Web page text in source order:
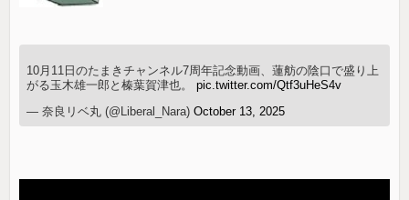
10月11日のたまきチャンネル7周年記念動画、蓮舫の陰口で盛り上
がる玉木雄一郎と榛葉賀津也。pic.twitter.com/Qtf3uHeS4v
— 奈良リベ丸 (@Liberal_Nara)October 13, 2025